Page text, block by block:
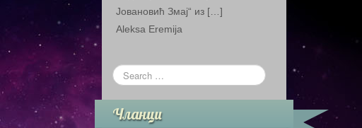
Јовановић Змај“ из […]
Aleksa Eremija
Чланци